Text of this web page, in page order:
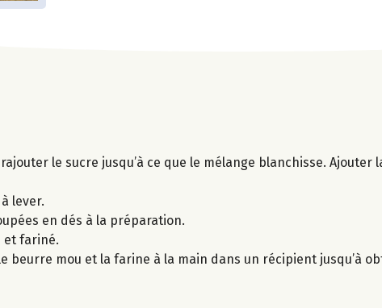
le sucre jusqu’à ce que le mélange blanchisse. Ajouter
lever.
en dés à la préparation.
et fariné.
beurre mou et la farine à la main dans un récipient jusqu’à